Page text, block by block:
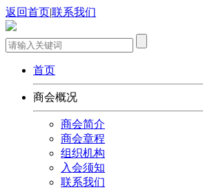
返回首页|联系我们
首页
商会概况
商会简介
商会章程
组织机构
入会须知
联系我们